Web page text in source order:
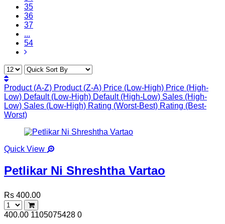
35
36
37
...
54
Product (A-Z) Product (Z-A) Price (Low-High) Price (High-
Low) Default (Low-High) Default (High-Low) Sales (High-
Low) Sales (Low-High) Rating (Worst-Best) Rating (Best-
Worst)
Quick View
Petlikar Ni Shreshtha Vartao
Rs 400.00
400.00 1105075428 0